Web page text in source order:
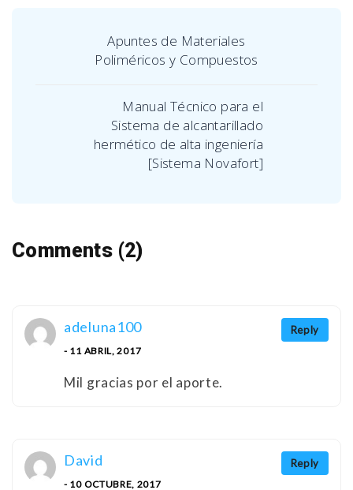
Apuntes de Materiales
Poliméricos y Compuestos
Manual Técnico para el
Sistema de alcantarillado
hermético de alta ingeniería
[Sistema Novafort]
Comments (2)
Reply
adeluna100
- 11 ABRIL, 2017
Mil gracias por el aporte.
Reply
David
- 10 OCTUBRE, 2017